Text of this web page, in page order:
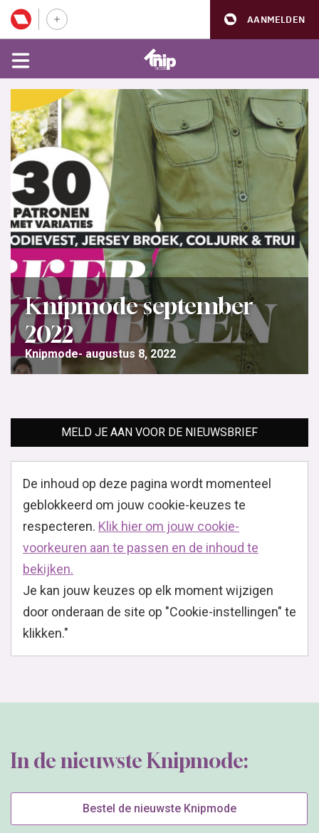
AANMELDEN
Knipmode september
2022
Knipmode augustus 8, 2022
MELD JE AAN VOOR DE NIEUWSBRIEF
De inhoud op deze pagina wordt momenteel
geblokkeerd om jouw cookie-keuzes te
respecteren. Klik hier om jouw cookie-
voorkeuren aan te passen en de inhoud te
bekijken.
Je kan jouw keuzes op elk moment wijzigen
door onderaan de site op "Cookie-instellingen" te
klikken."
In de nieuwste Knipmode:
Bestel de nieuwste Knipmode